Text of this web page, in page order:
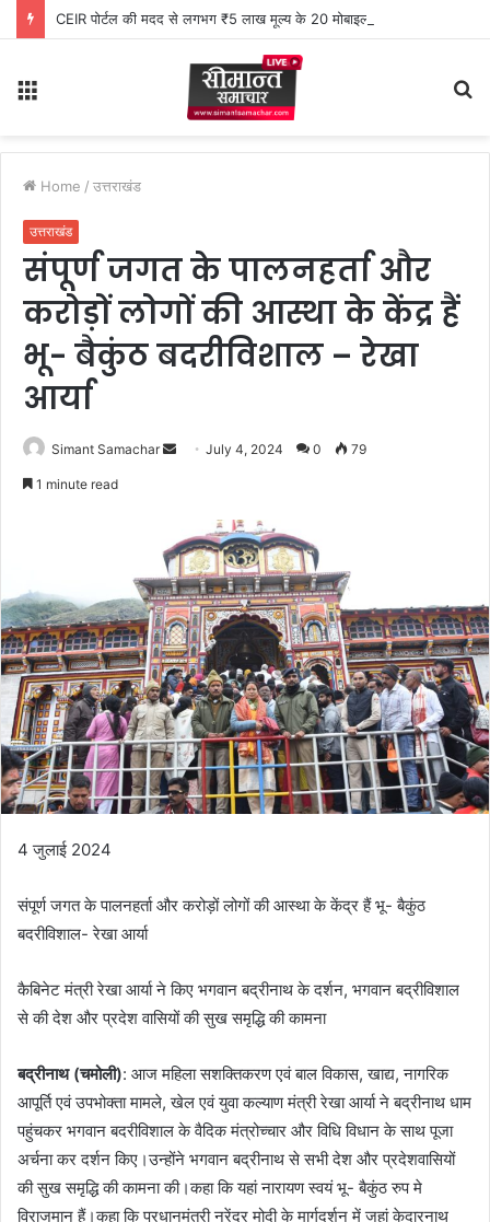
CEIR पोर्टल की मदद से लगभग ₹5 लाख मूल्य के 20 मोबाइल फोन बरामद
Home / उत्तराखंड
उत्तराखंड
संपूर्ण जगत के पालनहर्ता और
करोड़ों लोगों की आस्था के केंद्र हैं
भू- बैकुंठ बदरीविशाल – रेखा
आर्या
Simant Samachar
a
n
e
m
a
i
l
July 4, 2024 0 79
1 minute read
4 जुलाई 2024
संपूर्ण जगत के पालनहर्ता और करोड़ों लोगों की आस्था के केंद्र हैं भू- बैकुंठ
बदरीविशाल- रेखा आर्या
कैबिनेट मंत्री रेखा आर्या ने किए भगवान बद्रीनाथ के दर्शन, भगवान बद्रीविशाल
से की देश और प्रदेश वासियों की सुख समृद्धि की कामना
बद्रीनाथ (चमोली): आज महिला सशक्तिकरण एवं बाल विकास, खाद्य, नागरिक
आपूर्ति एवं उपभोक्ता मामले, खेल एवं युवा कल्याण मंत्री रेखा आर्या ने बद्रीनाथ धाम
पहुंचकर भगवान बदरीविशाल के वैदिक मंत्रोच्चार और विधि विधान के साथ पूजा
अर्चना कर दर्शन किए।उन्होंने भगवान बद्रीनाथ से सभी देश और प्रदेशवासियों
की सुख समृद्धि की कामना की।कहा कि यहां नारायण स्वयं भू- बैकुंठ रुप मे
विराजमान हैं।कहा कि प्रधानमंत्री नरेंद्र मोदी के मार्गदर्शन में जहां केदारनाथ